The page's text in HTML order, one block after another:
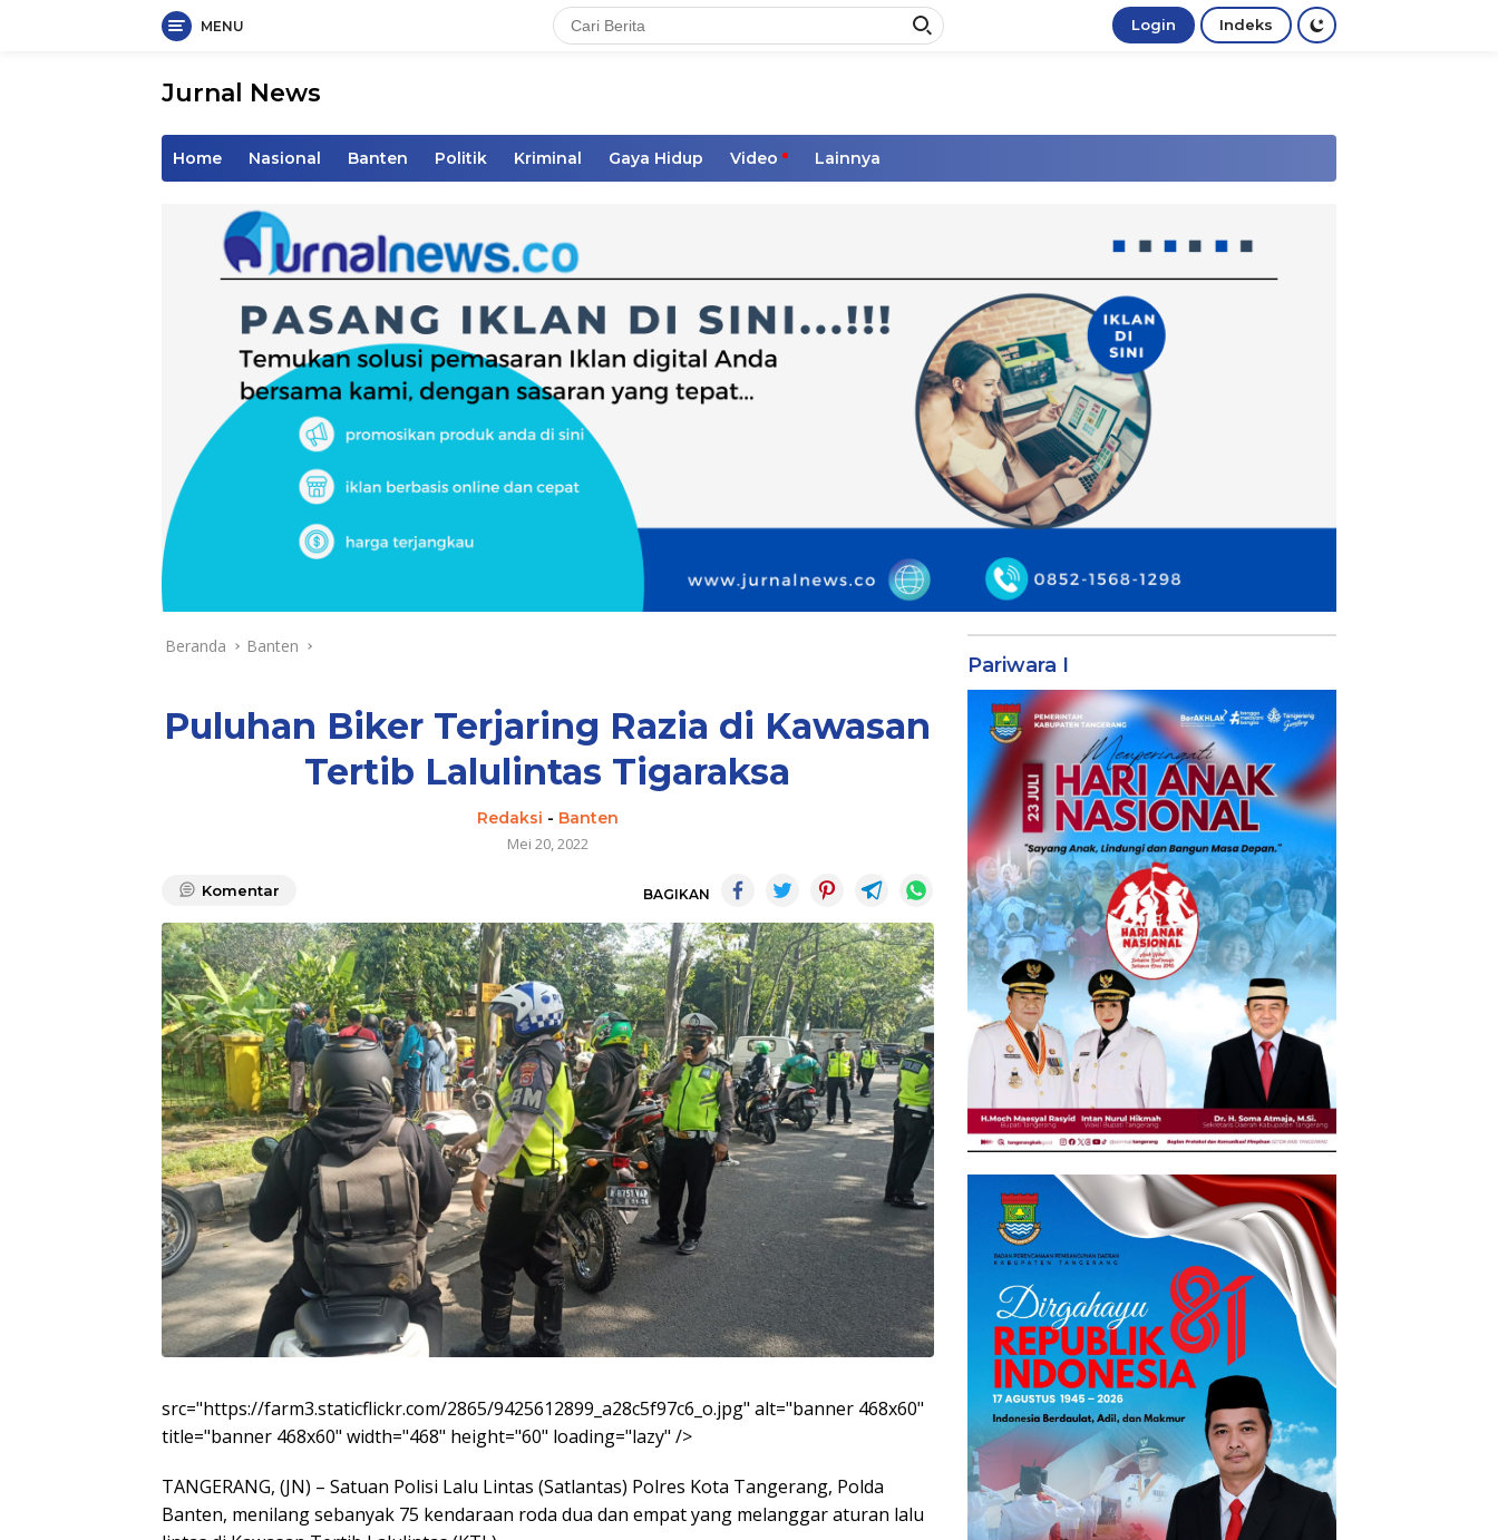
MENU Login Indeks
Jurnal News
Informasi
Home Nasional Banten Politik Kriminal Gaya Hidup Video Lainnya
Beranda Banten
Puluhan Biker Terjaring Razia di Kawasan
Tertib Lalulintas Tigaraksa
Redaksi - Banten
Mei 20, 2022
Komentar BAGIKAN
src="https://farm3.staticflickr.com/2865/9425612899_a28c5f97c6_o.jpg" alt="banner 468x60"
title="banner 468x60" width="468" height="60" loading="lazy" />
TANGERANG, (JN) – Satuan Polisi Lalu Lintas (Satlantas) Polres Kota Tangerang, Polda
Banten, menilang sebanyak 75 kendaraan roda dua dan empat yang melanggar aturan lalu
Pariwara I